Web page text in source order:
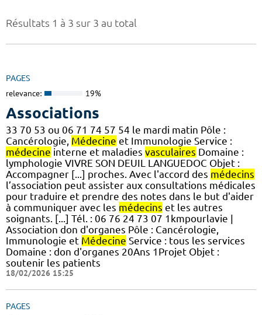
Résultats 1 à 3 sur 3 au total
PAGES
relevance: 19%
Associations
33 70 53 ou 06 71 74 57 54 le mardi matin Pôle :
Cancérologie, Médecine et Immunologie Service :
médecine interne et maladies vasculaires Domaine :
lymphologie VIVRE SON DEUIL LANGUEDOC Objet :
Accompagner [...] proches. Avec l'accord des médecins
l’association peut assister aux consultations médicales
pour traduire et prendre des notes dans le but d'aider
à communiquer avec les médecins et les autres
soignants. [...] Tél. : 06 76 24 73 07 1kmpourlavie |
Association don d'organes Pôle : Cancérologie,
Immunologie et Médecine Service : tous les services
Domaine : don d'organes 20Ans 1Projet Objet :
soutenir les patients
18/02/2026 15:25
PAGES